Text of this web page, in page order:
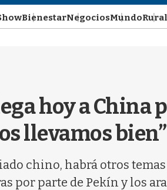
BienestarNegociosMundo
hoy a China
llevamos bien”
chino, habrá otros
por parte de Pekín y los